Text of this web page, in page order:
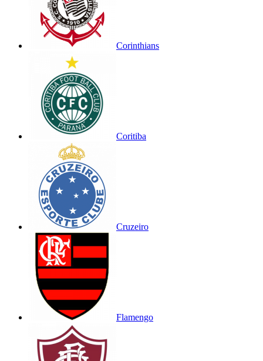
Corinthians
Coritiba
Cruzeiro
Flamengo